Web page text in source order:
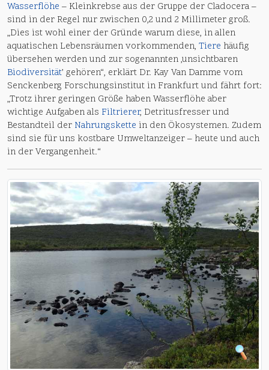
Wasserflöhe – Kleinkrebse aus der Gruppe der Cladocera –
sind in der Regel nur zwischen 0,2 und 2 Millimeter groß.
„Dies ist wohl einer der Gründe warum diese, in allen
aquatischen Lebensräumen vorkommenden, Tiere häufig
übersehen werden und zur sogenannten ‚unsichtbaren
Biodiversität’ gehören“, erklärt Dr. Kay Van Damme vom
Senckenberg Forschungsinstitut in Frankfurt und fährt fort:
„Trotz ihrer geringen Größe haben Wasserflöhe aber
wichtige Aufgaben als Filtrierer, Detritusfresser und
Bestandteil der Nahrungskette in den Ökosystemen. Zudem
sind sie für uns kostbare Umweltanzeiger – heute und auch
in der Vergangenheit.“